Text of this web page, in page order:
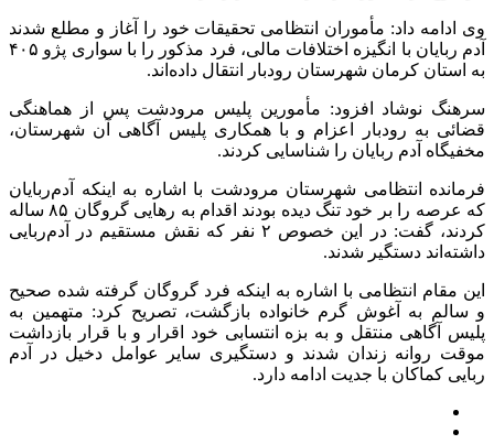
وی ادامه داد: مأموران انتظامی تحقیقات خود را آغاز و مطلع شدند
آدم ربایان با انگیزه اختلافات مالی، فرد مذکور را با سواری پژو ۴۰۵
به استان کرمان شهرستان رودبار انتقال داده‌اند.
سرهنگ نوشاد افزود: مأمورین پلیس مرودشت پس از هماهنگی
قضائی به رودبار اعزام و با همکاری پلیس آگاهی آن شهرستان،
مخفیگاه آدم ربایان را شناسایی کردند.
فرمانده انتظامی شهرستان مرودشت با اشاره به اینکه آدم‌ربایان
که عرصه را بر خود تنگ دیده بودند اقدام به رهایی گروگان ۸۵ ساله
کردند، گفت: در این خصوص ۲ نفر که نقش مستقیم در آدم‌ربایی
داشته‌اند دستگیر شدند.
این مقام انتظامی با اشاره به اینکه فرد گروگان گرفته شده صحیح
و سالم به آغوش گرم خانواده بازگشت، تصریح کرد: متهمین به
پلیس آگاهی منتقل و به بزه انتسابی خود اقرار و با قرار بازداشت
موقت روانه زندان شدند و دستگیری سایر عوامل دخیل در آدم
ربایی کماکان با جدیت ادامه دارد.